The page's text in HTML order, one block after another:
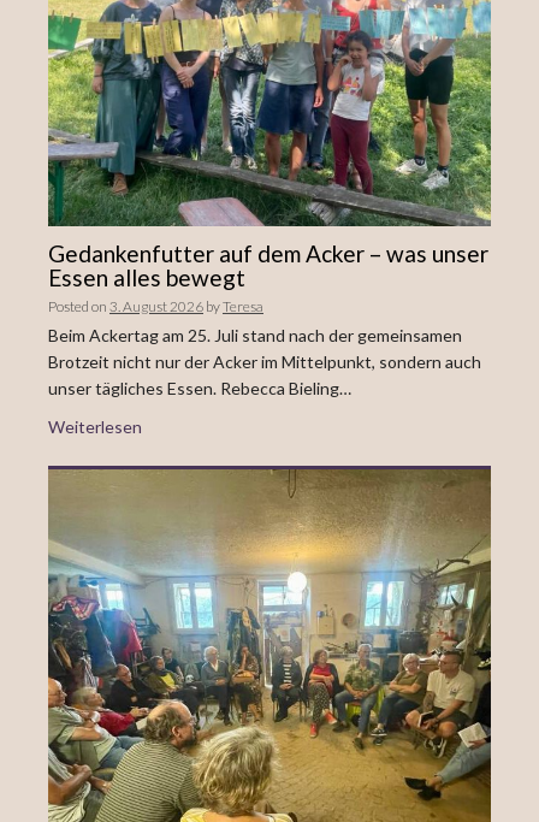
Gedankenfutter auf dem Acker – was unser
Essen alles bewegt
Posted on 3. August 2026 byTeresa
Beim Ackertag am 25. Juli stand nach der gemeinsamen
Brotzeit nicht nur der Acker im Mittelpunkt, sondern auch
unser tägliches Essen. Rebecca Bieling…
Weiterlesen